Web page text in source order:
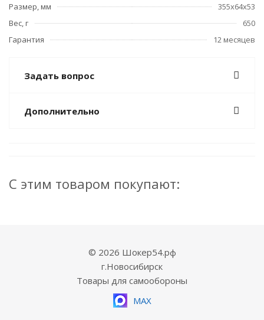
Размер, мм
355х64х53
Вес, г
650
Гарантия
12 месяцев
Задать вопрос
Дополнительно
С этим товаром покупают:
© 2026 Шокер54.рф
г.Новосибирск
Товары для самообороны
MAX